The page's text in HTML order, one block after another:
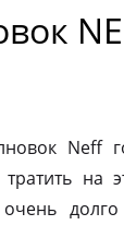
Neff
на